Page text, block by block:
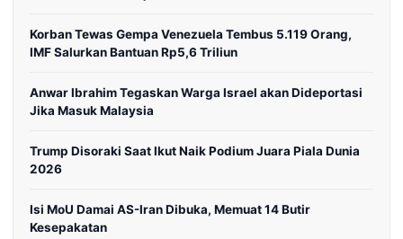
Korban Tewas Gempa Venezuela Tembus 5.119 Orang,
IMF Salurkan Bantuan Rp5,6 Triliun
Anwar Ibrahim Tegaskan Warga Israel akan Dideportasi
Jika Masuk Malaysia
Trump Disoraki Saat Ikut Naik Podium Juara Piala Dunia
2026
Isi MoU Damai AS-Iran Dibuka, Memuat 14 Butir
Kesepakatan